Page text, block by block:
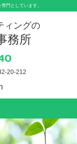
門としています。
ィングの
務所
20-212